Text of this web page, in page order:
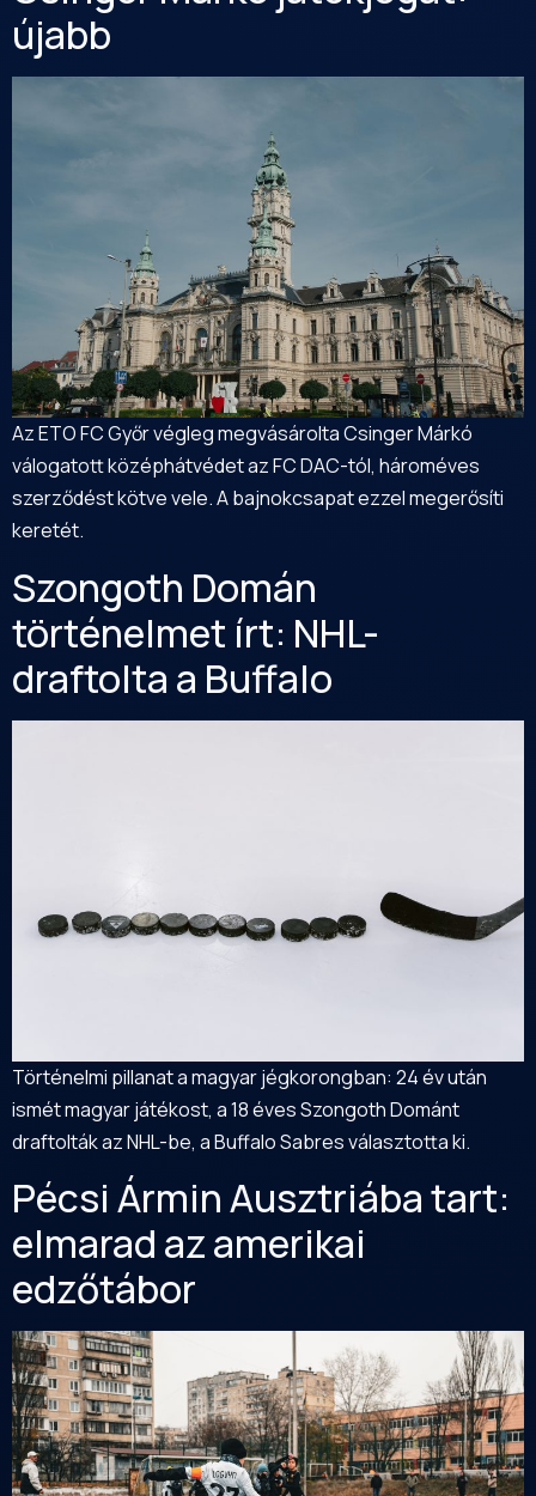
újabb
Az ETO FC Győr végleg megvásárolta Csinger Márkó
válogatott középhátvédet az FC DAC-tól, hároméves
szerződést kötve vele. A bajnokcsapat ezzel megerősíti
keretét.
Szongoth Domán
történelmet írt: NHL-
draftolta a Buffalo
Történelmi pillanat a magyar jégkorongban: 24 év után
ismét magyar játékost, a 18 éves Szongoth Dománt
draftolták az NHL-be, a Buffalo Sabres választotta ki.
Pécsi Ármin Ausztriába tart:
elmarad az amerikai
edzőtábor